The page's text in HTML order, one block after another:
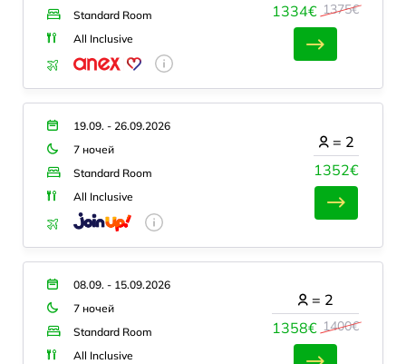
Standard Room
All Inclusive
1334€ 1375€
19.09. - 26.09.2026
7 ночей
Standard Room
All Inclusive
1352€
= 2
08.09. - 15.09.2026
7 ночей
Standard Room
All Inclusive
1358€ 1400€
= 2